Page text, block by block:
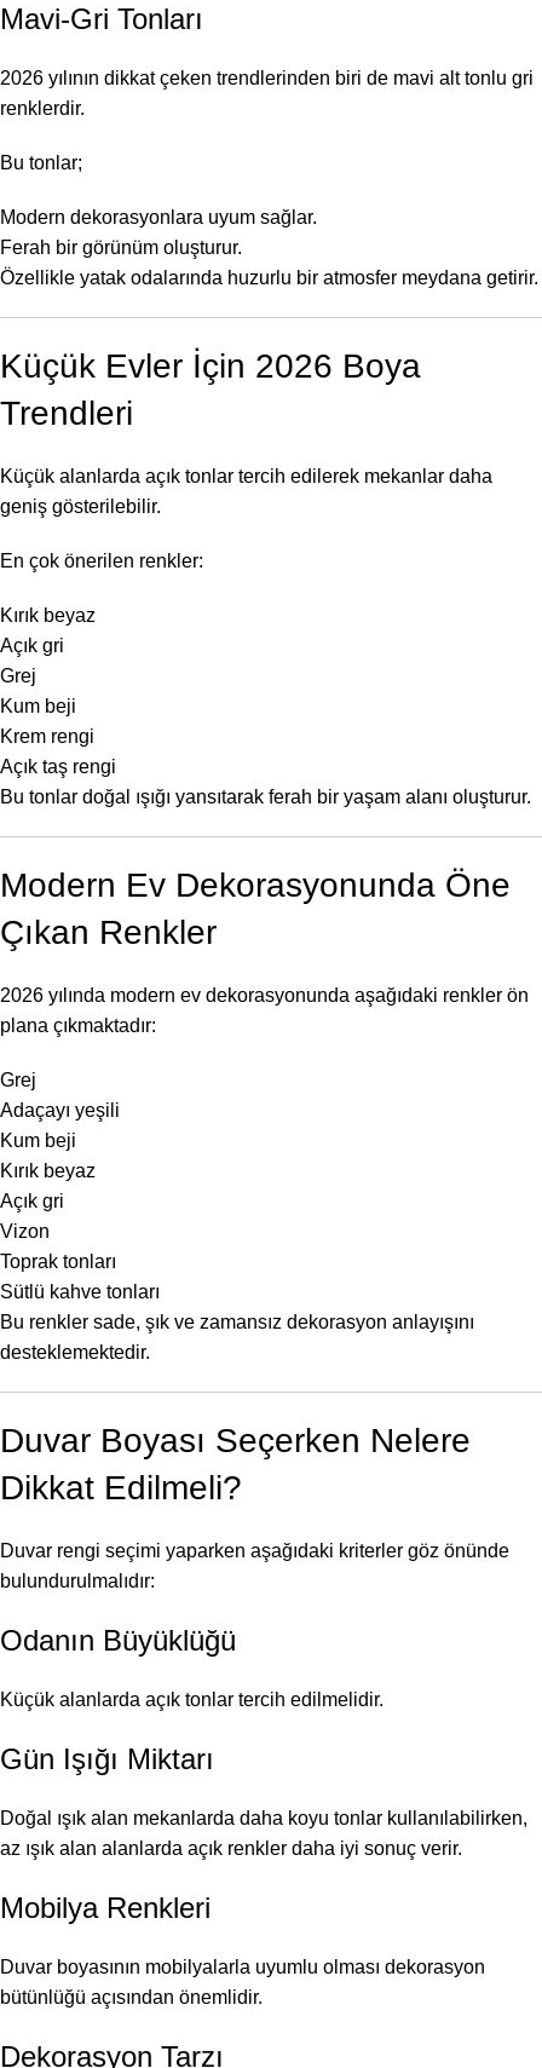
Mavi-Gri Tonları
2026 yılının dikkat çeken trendlerinden biri de mavi alt tonlu gri
renklerdir.
Bu tonlar;
Modern dekorasyonlara uyum sağlar.
Ferah bir görünüm oluşturur.
Özellikle yatak odalarında huzurlu bir atmosfer meydana getirir.
Küçük Evler İçin 2026 Boya
Trendleri
Küçük alanlarda açık tonlar tercih edilerek mekanlar daha
geniş gösterilebilir.
En çok önerilen renkler:
Kırık beyaz
Açık gri
Grej
Kum beji
Krem rengi
Açık taş rengi
Bu tonlar doğal ışığı yansıtarak ferah bir yaşam alanı oluşturur.
Modern Ev Dekorasyonunda Öne
Çıkan Renkler
2026 yılında modern ev dekorasyonunda aşağıdaki renkler ön
plana çıkmaktadır:
Grej
Adaçayı yeşili
Kum beji
Kırık beyaz
Açık gri
Vizon
Toprak tonları
Sütlü kahve tonları
Bu renkler sade, şık ve zamansız dekorasyon anlayışını
desteklemektedir.
Duvar Boyası Seçerken Nelere
Dikkat Edilmeli?
Duvar rengi seçimi yaparken aşağıdaki kriterler göz önünde
bulundurulmalıdır:
Odanın Büyüklüğü
Küçük alanlarda açık tonlar tercih edilmelidir.
Gün Işığı Miktarı
Doğal ışık alan mekanlarda daha koyu tonlar kullanılabilirken,
az ışık alan alanlarda açık renkler daha iyi sonuç verir.
Mobilya Renkleri
Duvar boyasının mobilyalarla uyumlu olması dekorasyon
bütünlüğü açısından önemlidir.
Dekorasyon Tarzı